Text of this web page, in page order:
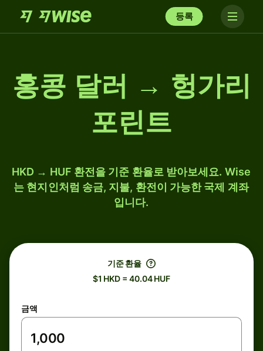
등록
홍콩 달러 → 헝가리
포린트
HKD → HUF 환전을 기준 환율로 받아보세요. Wise
는 현지인처럼 송금, 지불, 환전이 가능한 국제 계좌
입니다.
기준 환율
$1 HKD = 40.04 HUF
금액